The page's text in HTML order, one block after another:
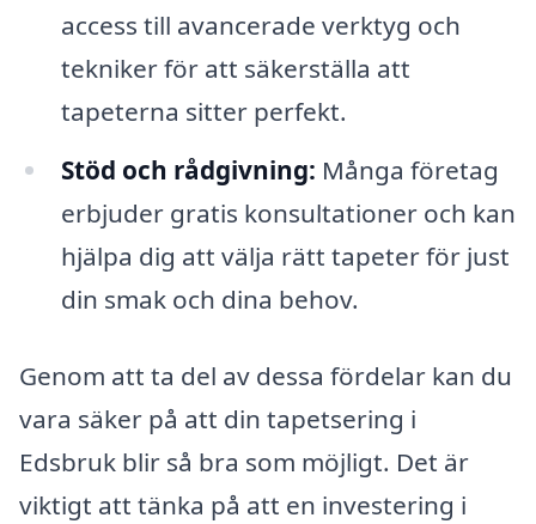
access till avancerade verktyg och
tekniker för att säkerställa att
tapeterna sitter perfekt.
Stöd och rådgivning: Många företag
erbjuder gratis konsultationer och kan
hjälpa dig att välja rätt tapeter för just
din smak och dina behov.
Genom att ta del av dessa fördelar kan du
vara säker på att din tapetsering i
Edsbruk blir så bra som möjligt. Det är
viktigt att tänka på att en investering i